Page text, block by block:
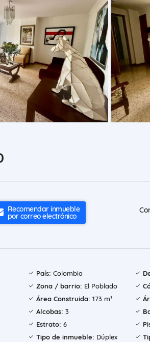
Recomendar inmueble
por correo electrónico
País: Colombia
Zona / barrio: El Poblado
Área Construida: 173 m²
Alcobas: 3
Estrato: 6
Tipo de inmueble: Dúplex